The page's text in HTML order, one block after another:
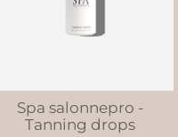
Spa salonnepro -
Tanning drops